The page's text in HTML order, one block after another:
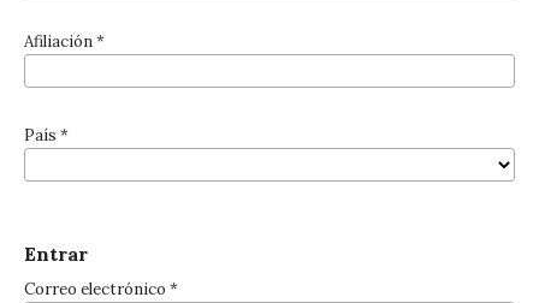
Afiliación*
País *
Entrar
Correo electrónico *